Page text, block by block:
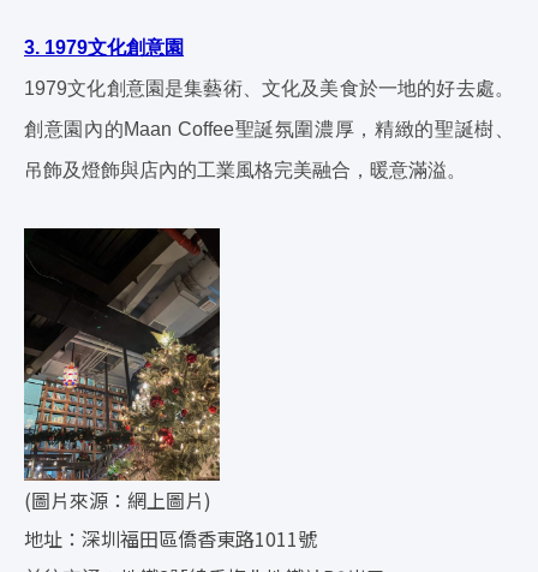
3. 1979文化創意園
1979文化創意園是集藝術、文化及美食於一地的好去處。
創意園內的Maan Coffee聖誕氛圍濃厚，精緻的聖誕樹、
吊飾及燈飾與店內的工業風格完美融合，暖意滿溢。
(圖片來源：網上圖片)
地址：深圳福田區僑香東路1011號